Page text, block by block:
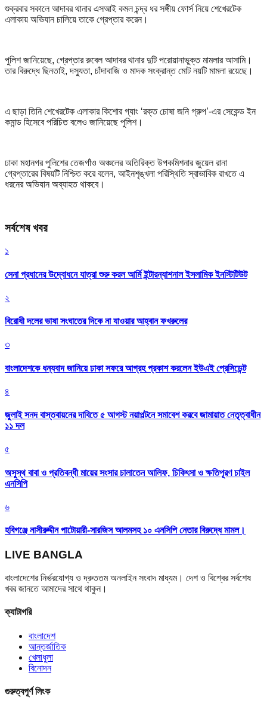
শুক্রবার সকালে আদাবর থানার এসআই কমল চন্দ্র ধর সঙ্গীয় ফোর্স নিয়ে শেখেরটেক
এলাকায় অভিযান চালিয়ে তাকে গ্রেপ্তার করেন।
পুলিশ জানিয়েছে, গ্রেপ্তার রুবেল আদাবর থানার দুটি পরোয়ানাভুক্ত মামলার আসামি।
তার বিরুদ্ধে ছিনতাই, দস্যুতা, চাঁদাবাজি ও মাদক সংক্রান্ত মোট নয়টি মামলা রয়েছে।
এ ছাড়া তিনি শেখেরটেক এলাকার কিশোর গ্যাং ‘রক্ত চোষা জনি গ্রুপ’-এর সেকেন্ড ইন
কমান্ড হিসেবে পরিচিত বলেও জানিয়েছে পুলিশ।
ঢাকা মহানগর পুলিশের তেজগাঁও অঞ্চলের অতিরিক্ত উপকমিশনার জুয়েল রানা
গ্রেপ্তারের বিষয়টি নিশ্চিত করে বলেন, আইনশৃঙ্খলা পরিস্থিতি স্বাভাবিক রাখতে এ
ধরনের অভিযান অব্যাহত থাকবে।
সর্বশেষ খবর
১
সেনা প্রধানের উদ্বোধনে যাত্রা শুরু করল আর্মি ইন্টারন্যাশনাল ইসলামিক ইনস্টিটিউট
২
বিরোধী দলের ভাষা সংঘাতের দিকে না যাওয়ার আহ্বান ফখরুলের
৩
বাংলাদেশকে ধন্যবাদ জানিয়ে ঢাকা সফরে আগ্রহ প্রকাশ করলেন ইউএই প্রেসিডেন্ট
৪
জুলাই সনদ বাস্তবায়নের দাবিতে ৫ আগস্ট নয়াপল্টনে সমাবেশ করবে জামায়াত নেতৃত্বাধীন
১১ দল
৫
অসুস্থ বাবা ও প্রতিবন্ধী মায়ের সংসার চালাতেন আলিফ, চিকিৎসা ও ক্ষতিপূরণ চাইল
এনসিপি
৬
হবিগঞ্জে নাসীরুদ্দীন পাটোয়ারী-সারজিস আলমসহ ১০ এনসিপি নেতার বিরুদ্ধে মামল।
LIVE BANGLA
বাংলাদেশের নির্ভরযোগ্য ও দ্রুততম অনলাইন সংবাদ মাধ্যম। দেশ ও বিশ্বের সর্বশেষ
খবর জানতে আমাদের সাথে থাকুন।
ক্যাটাগরি
বাংলাদেশ
আন্তর্জাতিক
খেলাধুলা
বিনোদন
গুরুত্বপূর্ণ লিংক